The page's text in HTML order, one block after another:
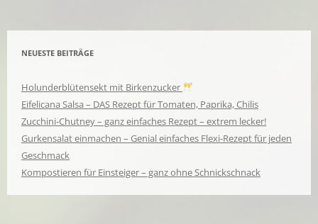
NEUESTE BEITRÄGE
Holunderblütensekt mit Birkenzucker
Eifelicana Salsa – DAS Rezept für Tomaten, Paprika, Chilis
Zucchini-Chutney – ganz einfaches Rezept – extrem lecker!
Gurkensalat einmachen – Genial einfaches Flexi-Rezept für jeden
Geschmack
Kompostieren für Einsteiger – ganz ohne Schnickschnack